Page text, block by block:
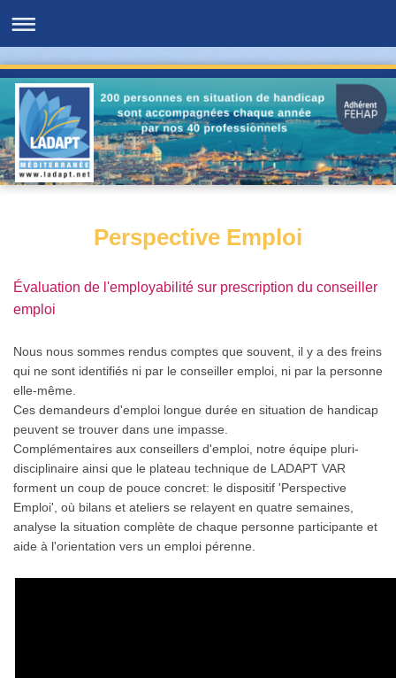
Perspective Emploi
Évaluation de l'employabilité sur prescription du conseiller
emploi
Nous nous sommes rendus comptes que souvent, il y a des freins
qui ne sont identifiés ni par le conseiller emploi, ni par la personne
elle-même.
Ces demandeurs d'emploi longue durée en situation de handicap
peuvent se trouver dans une impasse.
Complémentaires aux conseillers d'emploi, notre équipe pluri-
disciplinaire ainsi que le plateau technique de LADAPT VAR
forment un coup de pouce concret: le dispositif 'Perspective
Emploi', où bilans et ateliers se relayent en quatre semaines,
analyse la situation complète de chaque personne participante et
aide à l'orientation vers un emploi pérenne.